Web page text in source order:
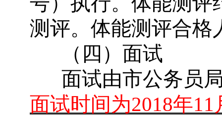
测评。体能测评合格
（四）面试
面试由市公务员
面试时间为2018年11